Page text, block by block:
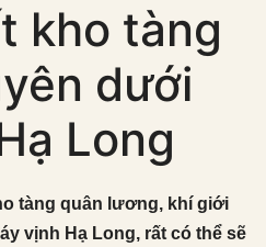
kho tàng
dưới
Long
tàng quân lương, khí giới
vịnh Hạ Long, rất có thể sẽ